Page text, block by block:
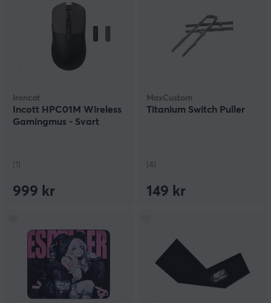
Ironcat
Incott HPC01M Wireless
Gamingmus - Svart
(1)
999 kr
MaxCustom
Titanium Switch Puller
(4)
149 kr